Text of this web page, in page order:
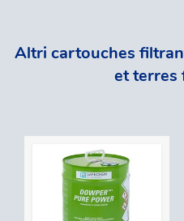
Altri cartouches
et terres